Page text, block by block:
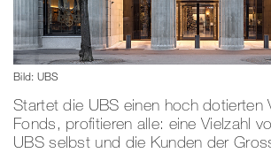
Bild: UBS
Startet die UBS einen hoch dotierten
Fonds, profitieren alle: eine Vielzahl
UBS selbst und die Kunden der